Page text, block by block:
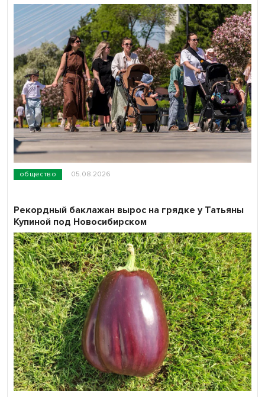
общество 05.08.2026
Рекордный баклажан вырос на грядке у Татьяны
Купиной под Новосибирском